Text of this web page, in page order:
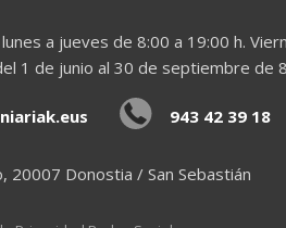
a jueves de 8:00 a 19:00 h.
1 de junio al 30 de septiembre de
943 42 39 18
20007 Donostia / San Sebastián